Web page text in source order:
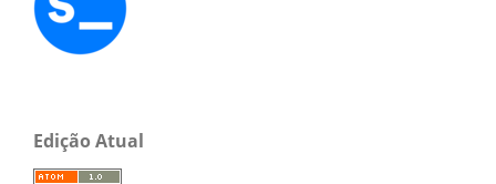
Edição Atual